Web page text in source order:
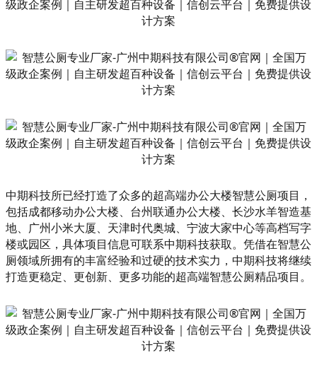
中期科技所已经打造了众多的超高端办公大楼智慧公厕项目，
包括成都移动办公大楼、台州联通办公大楼、长沙水羊智造基
地、广州小米大厦、天津时代奥城、宁波大家中心等高档写字
楼或园区，具体项目信息可联系中期科技获取。凭借在智慧公
厕领域所拥有的丰富经验和过硬的技术实力，中期科技将继续
打造更稳定、更创新、更多功能的超高端智慧公厕精品项目‌。